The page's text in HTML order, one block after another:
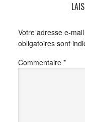
Votre adresse e-
obligatoires sont
Commentaire *